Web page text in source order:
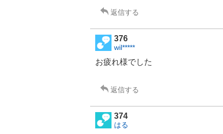
返信する
376
wil*****
お疲れ様でした
返信する
374
はる